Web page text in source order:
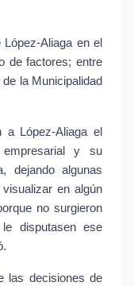
Aliaga en el
de factores; entre
la Municipalidad
a López-Aliaga el
y su
dejando algunas
en algún
no surgieron
disputasen ese
las decisiones de